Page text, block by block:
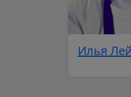
Илья